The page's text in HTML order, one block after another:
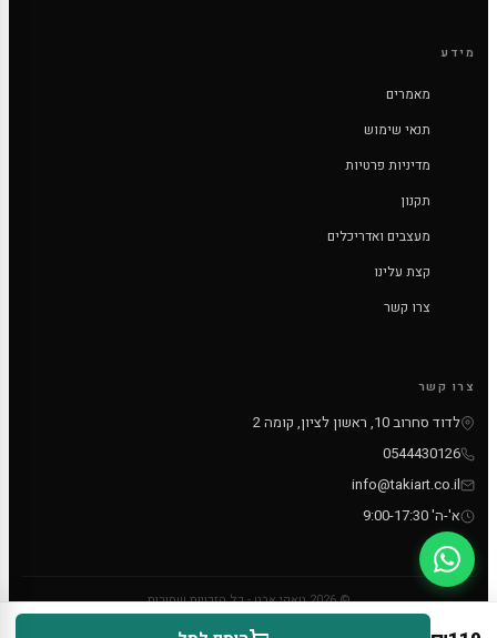
מידע
מאמרים
תנאי שימוש
מדיניות פרטיות
תקנון
מעצבים ואדריכלים
קצת עלינו
צרו קשר
צרו קשר
לדוד סחרוב 10, ראשון לציון, קומה 2
0544430126
info@takiart.co.il
א'-ה' 9:00-17:30
© 2026 טאקי ארט - כל הזכויות שמורות